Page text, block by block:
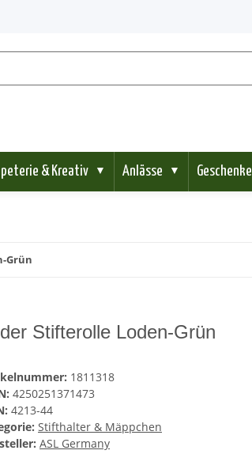
& Kreativ ▼ Anlässe ▼ Geschenke
Grün
Stifterolle Loden-Grün
1811318
4250251371473
4213-44
Stifthalter & Mäppchen
ASL Germany